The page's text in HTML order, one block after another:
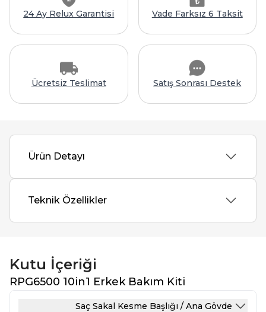
24 Ay Relux Garantisi Vade Farksız 6 Taksit
Ücretsiz Teslimat Satış Sonrası Destek
Ürün Detayı
Teknik Özellikler
Kutu İçeriği
RPG6500 10in1 Erkek Bakım Kiti
Saç Sakal Kesme Başlığı / Ana Gövde